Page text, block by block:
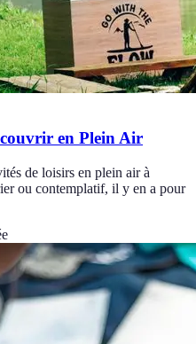
en Plein Air
de loisirs en plein air à
ou contemplatif, il y en a pour